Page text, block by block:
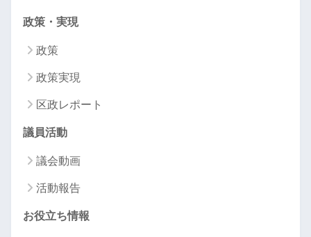
政策・実現
政策
政策実現
区政レポート
議員活動
議会動画
活動報告
お役立ち情報